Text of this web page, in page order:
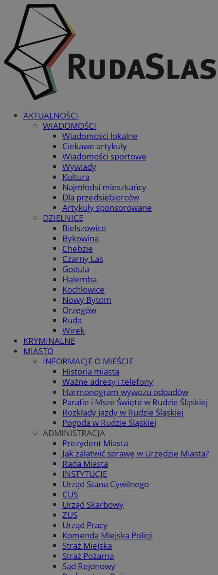
AKTUALNOŚCI
WIADOMOŚCI
Wiadomości lokalne
Ciekawe artykuły
Wiadomości sportowe
Wywiady
Kultura
Najmłodsi mieszkańcy
Dla przedsiębiorców
Artykuły sponsorowane
DZIELNICE
Bielszowice
Bykowina
Chebzie
Czarny Las
Godula
Halemba
Kochłowice
Nowy Bytom
Orzegów
Ruda
Wirek
KRYMINALNE
MIASTO
INFORMACJE O MIEŚCIE
Historia miasta
Ważne adresy i telefony
Harmonogram wywozu odpadów
Parafie i Msze Święte w Rudzie Śląskiej
Rozkłady jazdy w Rudzie Śląskiej
Pogoda w Rudzie Śląskiej
ADMINISTRACJA
Prezydent Miasta
Jak załatwić sprawę w Urzędzie Miasta?
Rada Miasta
INSTYTUCJE
Urząd Stanu Cywilnego
CUS
Urząd Skarbowy
ZUS
Urząd Pracy
Komenda Miejska Policji
Straż Miejska
Straż Pożarna
Sąd Rejonowy